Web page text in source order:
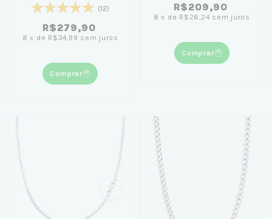
(12)
R$279,90
8 x de R$34,99 sem juros
Comprar
R$209,90
8 x de R$26,24 sem juros
Comprar